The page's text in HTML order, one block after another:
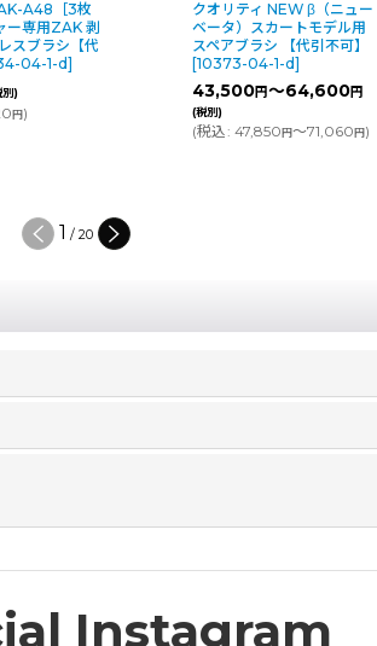
A48［3枚
ー専用ZAK 剥
スブラシ【代
04-1-d]
別)
円)
クオリティ NEW β（ニュー
ベータ）スカートモデル用
スペアブラシ 【代引不可】
[10373-04-1-d]
43,500円～64,600円
(税別)
(税込: 47,850円～71,060円)
1 / 20
Instagram